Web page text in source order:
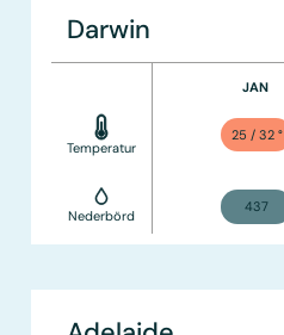
Darwin
Temperatur
Nederbörd
JAN
25 / 32°
437